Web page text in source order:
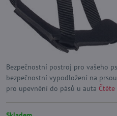
Bezpečnostní postroj pro vašeho
bezpečnostní vypodložení na
pro upevnění do pásů u auta Čtěte